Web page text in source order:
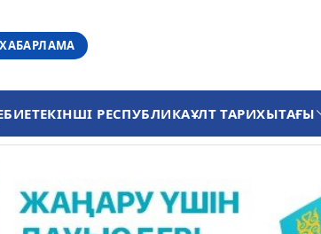
ЕКІНШІ РЕСПУБЛИКАҰЛТ ТАРИХЫТАҒЫ